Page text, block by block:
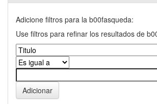
Adicione filtros para la b00fasqueda:
Use filtros para refinar los resultados de